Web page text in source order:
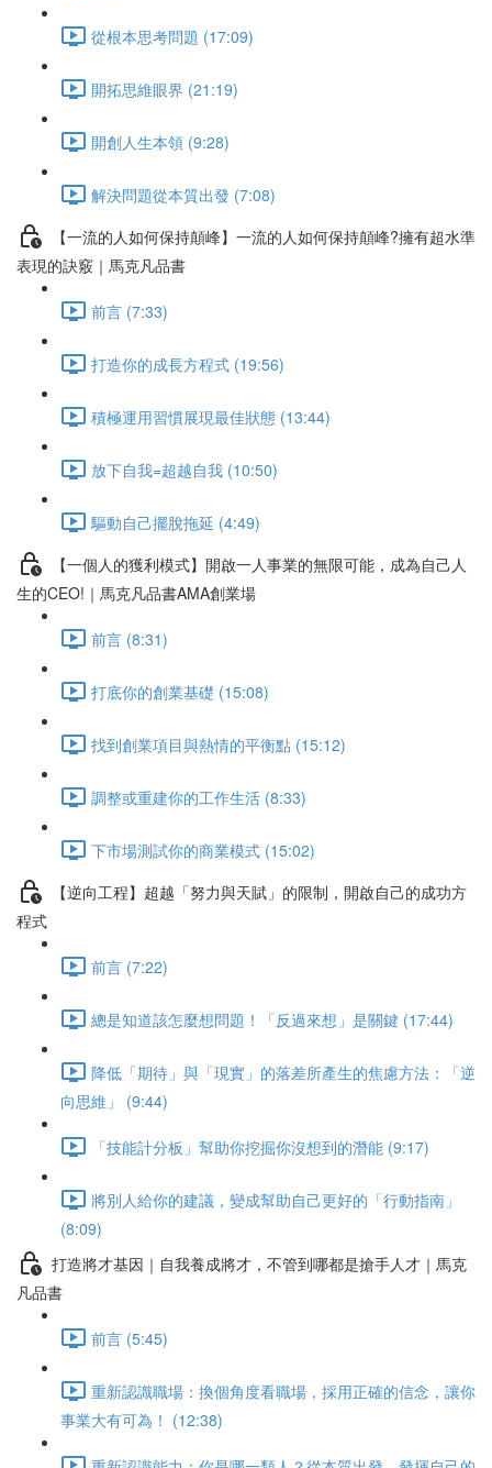
從根本思考問題 (17:09)
開拓思維眼界 (21:19)
開創人生本領 (9:28)
解決問題從本質出發 (7:08)
【一流的人如何保持顛峰】一流的人如何保持顛峰?擁有超水準
表現的訣竅｜馬克凡品書
前言 (7:33)
打造你的成長方程式 (19:56)
積極運用習慣展現最佳狀態 (13:44)
放下自我=超越自我 (10:50)
驅動自己擺脫拖延 (4:49)
【一個人的獲利模式】開啟一人事業的無限可能，成為自己人
生的CEO!｜馬克凡品書AMA創業場
前言 (8:31)
打底你的創業基礎 (15:08)
找到創業項目與熱情的平衡點 (15:12)
調整或重建你的工作生活 (8:33)
下市場測試你的商業模式 (15:02)
【逆向工程】超越「努力與天賦」的限制，開啟自己的成功方
程式
前言 (7:22)
總是知道該怎麼想問題！「反過來想」是關鍵 (17:44)
降低「期待」與「現實」的落差所產生的焦慮方法：「逆
向思維」 (9:44)
「技能計分板」幫助你挖掘你沒想到的潛能 (9:17)
將別人給你的建議，變成幫助自己更好的「行動指南」
(8:09)
打造將才基因｜自我養成將才，不管到哪都是搶手人才｜馬克
凡品書
前言 (5:45)
重新認識職場：換個角度看職場，採用正確的信念，讓你
事業大有可為！ (12:38)